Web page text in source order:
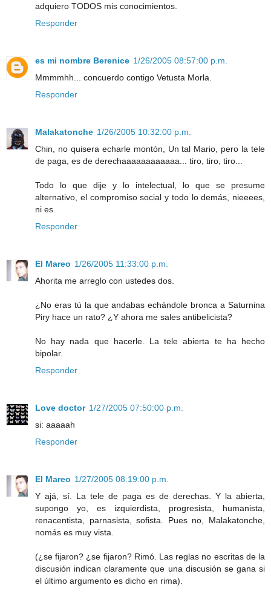
adquiero TODOS mis conocimientos.
Responder
es mi nombre Berenice 1/26/2005 08:57:00 p.m.
Mmmmhh... concuerdo contigo Vetusta Morla.
Responder
Malakatonche 1/26/2005 10:32:00 p.m.
Chin, no quisera echarle montón, Un tal Mario, pero la tele
de paga, es de derechaaaaaaaaaaaa... tiro, tiro, tiro...
Todo lo que dije y lo intelectual, lo que se presume
alternativo, el compromiso social y todo lo demás, nieeees,
ni es.
Responder
El Mareo 1/26/2005 11:33:00 p.m.
Ahorita me arreglo con ustedes dos.
¿No eras tú la que andabas echándole bronca a Saturnina
Piry hace un rato? ¿Y ahora me sales antibelicista?
No hay nada que hacerle. La tele abierta te ha hecho
bipolar.
Responder
Love doctor 1/27/2005 07:50:00 p.m.
si: aaaaah
Responder
El Mareo 1/27/2005 08:19:00 p.m.
Y ajá, sí. La tele de paga es de derechas. Y la abierta,
supongo yo, es izquierdista, progresista, humanista,
renacentista, parnasista, sofista. Pues no, Malakatonche,
nomás es muy vista.
(¿se fijaron? ¿se fijaron? Rimó. Las reglas no escritas de la
discusión indican claramente que una discusión se gana si
el último argumento es dicho en rima).